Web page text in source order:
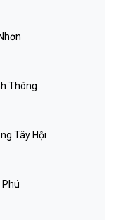
Thông
Tây Hội